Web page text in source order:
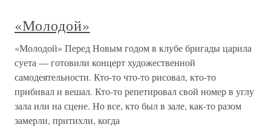
«Молодой»
«Молодой» Перед Новым годом в клубе бригады царила
суета — готовили концерт художественной
самодеятельности. Кто-то что-то рисовал, кто-то
прибивал и вешал. Кто-то репетировал свой номер в углу
зала или на сцене. Но все, кто был в зале, как-то разом
замерли, притихли, когда